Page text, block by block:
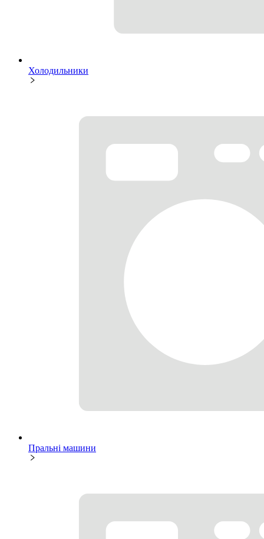
Холодильники
Пральні машини